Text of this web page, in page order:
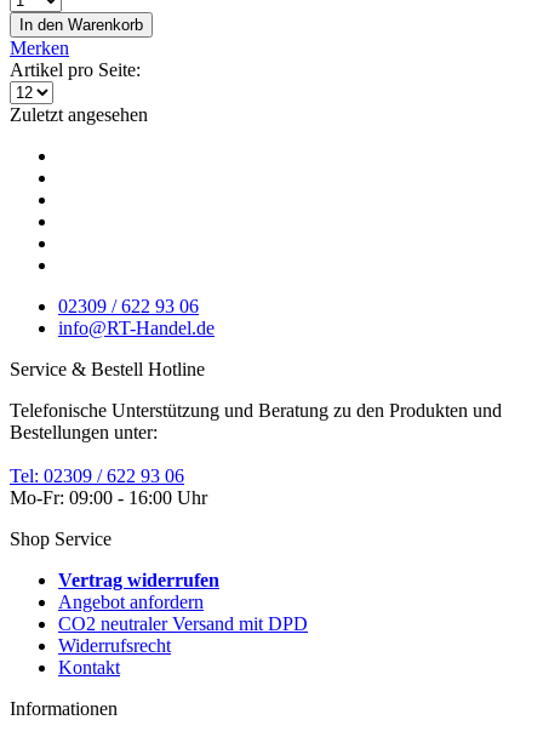
In den Warenkorb
Merken
Artikel pro Seite:
Zuletzt angesehen
02309 / 622 93 06
info@RT-Handel.de
Service & Bestell Hotline
Telefonische Unterstützung und Beratung zu den Produkten und
Bestellungen unter:
Tel: 02309 / 622 93 06
Mo-Fr: 09:00 - 16:00 Uhr
Shop Service
Vertrag widerrufen
Angebot anfordern
CO2 neutraler Versand mit DPD
Widerrufsrecht
Kontakt
Informationen